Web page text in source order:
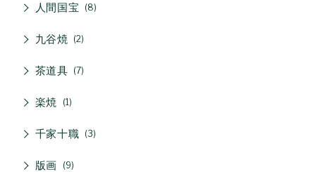
人間国宝 8
九谷焼 2
茶道具 7
楽焼 1
千家十職 3
版画 9